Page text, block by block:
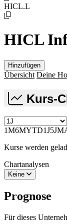
HICL.L
HICL
Hinzufügen
Übersicht Deine
Kurs-
1M6MYTD1J5J
Kurse werden
Chartanalysen
Keine
Prognose
Für dieses